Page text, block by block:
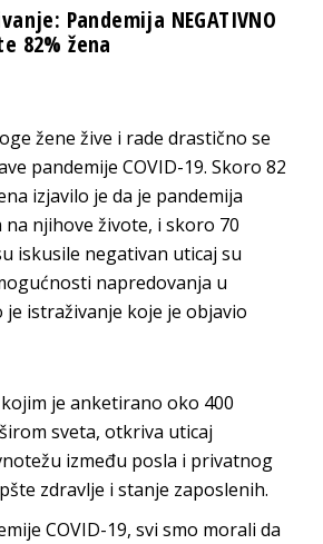
Pandemija NEGATIVNO
82% žena
žene žive i rade drastično se
pandemije COVID-19. Skoro 82
izjavilo je da je pandemija
njihove živote, i skoro 70
iskusile negativan uticaj su
napredovanja u
istraživanje koje je objavio
je anketirano oko 400
sveta, otkriva uticaj
između posla i privatnog
zdravlje i stanje zaposlenih.
COVID-19, svi smo morali da